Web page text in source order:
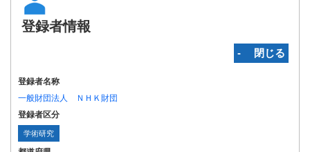
登録者情報
‐ 閉じる
登録者名称
一般財団法人 ＮＨＫ財団
登録者区分
学術研究